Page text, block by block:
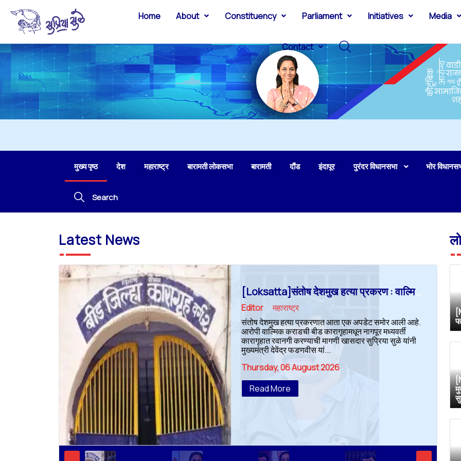
Home About Constituency Parliament Initiatives Media
Contact
मुख्य पृष्ठ देश महाराष्ट्र बारामती लोकसभा बारामती दौंड इंदापूर पुरंदर विधानसभा भोर
Search
Latest News
[Loksatta]संतोष देशमुख हत्या प्रकरण : वाल्मिक कराडची रवानगी नागपूर कारागृहात करण्याची सुप्रिया सुळेंची मागणी
Editor
महाराष्ट्र
संतोष देशमुख हत्या प्रकरणात आता एक अपडेट समोर आली आहे.
आरोपी वाल्मिक कराडची बीड कारागृहामधून नागपूर मध्यवर्ती
कारागृहात रवानगी करण्याची मागणी खासदार सुप्रिया सुळे यांनी
मुख्यमंत्री देवेंद्र फडणवीस यां...
Thursday, 06 August 2026
Read More